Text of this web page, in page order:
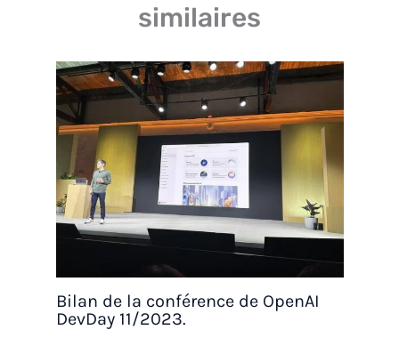
similaires
Bilan de la conférence de OpenAI
DevDay 11/2023.